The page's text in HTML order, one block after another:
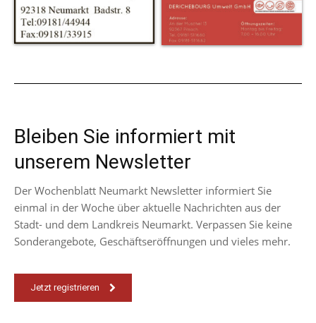
Bleiben Sie informiert mit
unserem Newsletter
Der Wochenblatt Neumarkt Newsletter informiert Sie
einmal in der Woche über aktuelle Nachrichten aus der
Stadt- und dem Landkreis Neumarkt. Verpassen Sie keine
Sonderangebote, Geschäftseröffnungen und vieles mehr.
Jetzt registrieren